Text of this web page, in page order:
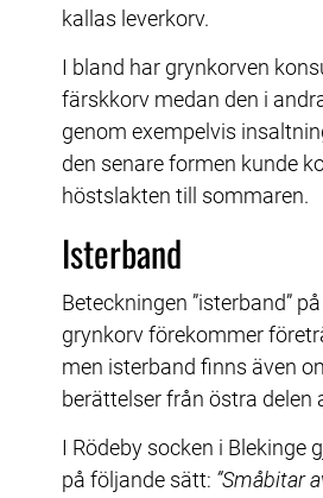
kallas leverkorv.
I bland har grynkorven
färskkorv medan den i
genom exempelvis
den senare formen kunde
höstslakten till sommaren.
Isterband
Beteckningen ”isterband”
grynkorv förekommer
men isterband finns även
berättelser från östra delen
I Rödeby socken i Blekinge
på följande sätt: ”Småbitar